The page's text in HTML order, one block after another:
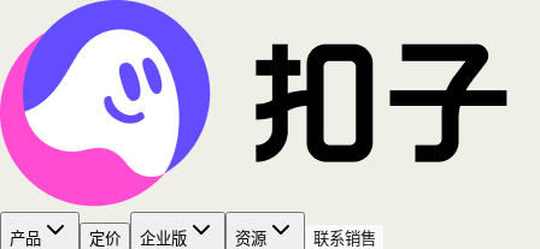
产品 定价 企业版 资源
联系销售